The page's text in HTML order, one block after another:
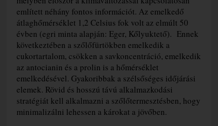
említett néhány fontos információt. Az emelkedő
átlaghőmérséklet 1,2 Celsius fok volt az elmúlt 50
évben (egri minta alapján: Eger, Kőlyuktető). Ennek
következtében a szőlőfürtökben emelkedik a
cukortartalom, csökken a savkoncentráció, emelkedik
az antocianin és a prolin is a hőmérséklet
emelkedésével. Gyakoribbak a szélsőséges időjárási
elemek. Rövid és hosszú távú alkalmazkodási
stratégiát kell alkalmazni a szőlőtermesztésben, hogy
minimalizálni lehessen a károkat a jövőben.